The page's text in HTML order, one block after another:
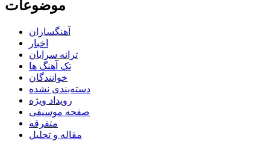
موضوعات
آهنگسازان
اخبار
ترانه سرایان
تک آهنگ ها
خوانندگان
دسته‌بندی نشده
رویداد ویژه
صفحه موسیقی
متفرقه
مقاله و تحلیل